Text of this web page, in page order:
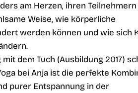
am Herzen, ihren
Weise, wie körperliche
werden können und wie sich
dem Tuch (Ausbildung 2017)
bei Anja ist die perfekte
purer Entspannung in der